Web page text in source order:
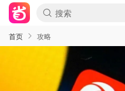
首页 攻略